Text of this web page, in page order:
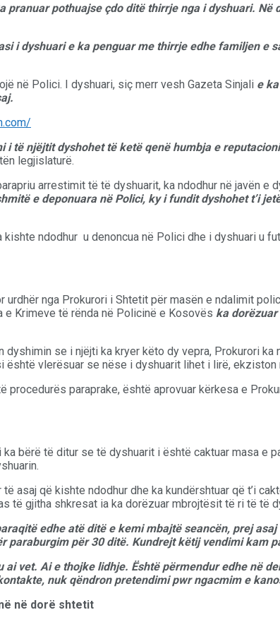
pranuar pothuajse çdo ditë thirrje nga i dyshuari. Në
i dyshuari e ka penguar me thirrje edhe familjen e
në Polici. I dyshuari, siç merr vesh Gazeta Sinjali e
i të njëjtit dyshohet të ketë qenë humbja e
legjislaturë.
arrestimit të të dyshuarit, ka ndodhur në javën e
e deponuara në Polici, ky i fundit dyshohet t’i
ndodhur u denoncua në Polici dhe i dyshuari u
nga Prokurori i Shtetit për masën e ndalimit
Krimeve të rënda në Policinë e Kosovës ka
se i njëjti ka kryer këto dy vepra, Prokurori ka
vlerësuar se nëse i dyshuarit lihet i lirë,
paraprake, është aprovuar kërkesa e
bërë të ditur se të dyshuarit i është caktuar masa e
asaj që kishte ndodhur dhe ka kundërshtuar që t’i
të gjitha shkresat ia ka dorëzuar mbrojtësit të ri të të
edhe atë ditë e kemi mbajtë seancën, prej
paraburgim për 30 ditë. Kundrejt këtij vendimi kam
vet. Ai e thojke lidhje. Është përmendur edhe në
nuk qëndron pretendimi pwr ngacmim e
në dorë shtetit